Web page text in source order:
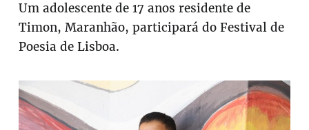
Um adolescente de 17 anos residente de
Timon, Maranhão, participará do Festival de
Poesia de Lisboa.